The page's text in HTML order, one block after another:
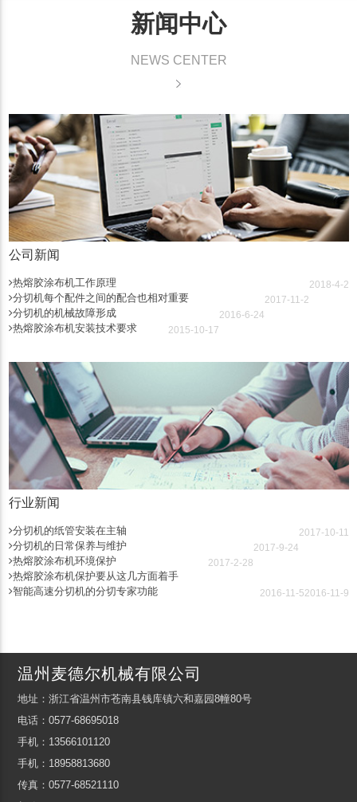
新闻中心
NEWS CENTER
公司新闻
热熔胶涂布机工作原理 2018-4-2
分切机每个配件之间的配合也相对重要 2017-11-2
分切机的机械故障形成 2016-6-24
热熔胶涂布机安装技术要求 2015-10-17
行业新闻
分切机的纸管安装在主轴 2017-10-11
分切机的日常保养与维护 2017-9-24
热熔胶涂布机环境保护 2017-2-28
热熔胶涂布机保护要从这几方面着手
2016-11-9
智能高速分切机的分切专家功能 2016-11-5
温州麦德尔机械有限公司
地址：浙江省温州市苍南县钱库镇六和嘉园8幢80号
电话：0577-68695018
手机：13566101120
手机：18958813680
传真：0577-68521110